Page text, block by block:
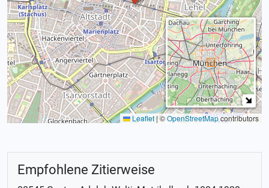
Leaflet|©OpenStreetMapcontributors
Empfohlene Zitierweise